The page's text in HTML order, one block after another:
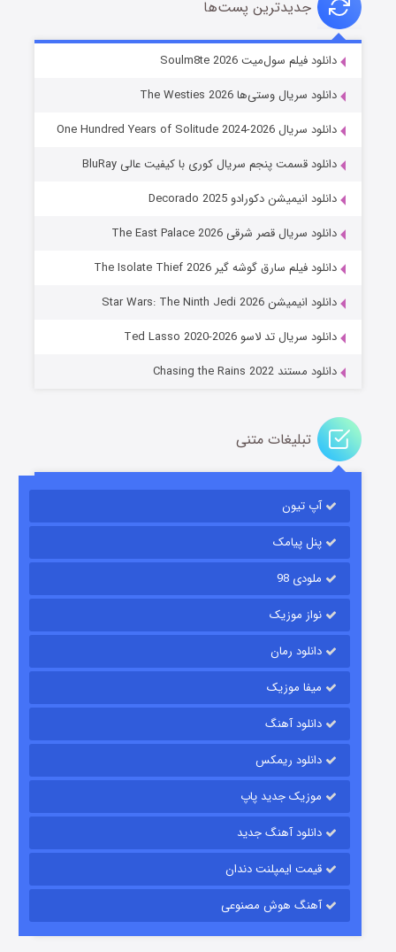
خاندان اژدها فصل ۳
قسمت ۱۴ (زیرنویس)
رویایی برای تو
قسمت
جدیدترین پست‌ها
دانلود فیلم سول‌میت Soulm8te 2026
دانلود سریال وستی‌ها The Westies 2026
دانلود سریال One Hundred Years of Solitude 2024-2026
دانلود قسمت پنجم سریال کوری با کیفیت عالی BluRay
دانلود انیمیشن دکورادو Decorado 2025
دانلود سریال قصر شرقی The East Palace 2026
دانلود فیلم سارق گوشه گیر The Isolate Thief 2026
دانلود انیمیشن Star Wars: The Ninth Jedi 2026
دانلود سریال تد لاسو Ted Lasso 2020-2026
دانلود مستند Chasing the Rains 2022
تبلیغات متنی
آپ تیون
پنل پیامک
ملودی 98
نواز موزیک
دانلود رمان
میفا موزیک
دانلود آهنگ
دانلود ریمکس
موزیک جدید پاپ
دانلود آهنگ جدید
قیمت ایمپلنت دندان
آهنگ هوش مصنوعی